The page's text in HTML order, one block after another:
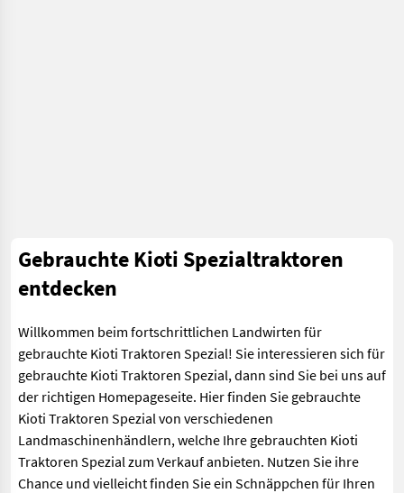
Gebrauchte Kioti Spezialtraktoren
entdecken
Willkommen beim fortschrittlichen Landwirten für
gebrauchte Kioti Traktoren Spezial! Sie interessieren sich für
gebrauchte Kioti Traktoren Spezial, dann sind Sie bei uns auf
der richtigen Homepageseite. Hier finden Sie gebrauchte
Kioti Traktoren Spezial von verschiedenen
Landmaschinenhändlern, welche Ihre gebrauchten Kioti
Traktoren Spezial zum Verkauf anbieten. Nutzen Sie ihre
Chance und vielleicht finden Sie ein Schnäppchen für Ihren